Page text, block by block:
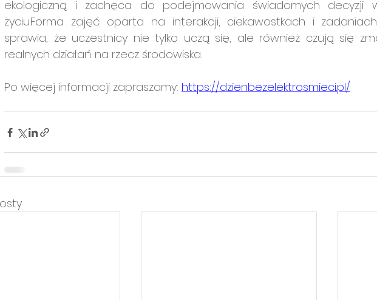
ekologiczną i zachęca do podejmowania świadomych decyzji
życiu.Forma zajęć oparta na interakcji, ciekawostkach i
sprawia, że uczestnicy nie tylko uczą się, ale również czują się
realnych działań na rzecz środowiska.
Po więcej informacji zapraszamy: https://dzienbezelektrosmieci.pl/